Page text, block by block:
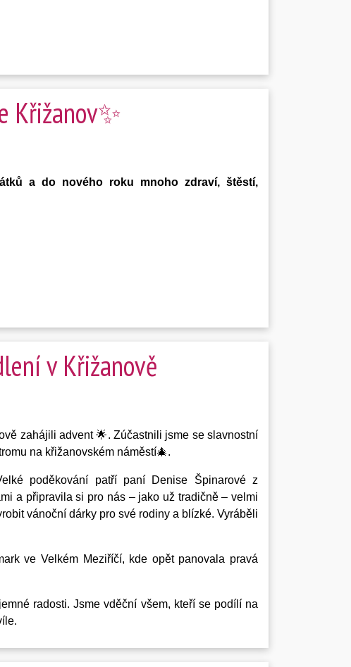
Křižanov✨
a do nového roku mnoho zdraví, štěstí,
v Křižanově
zahájili advent 🌟. Zúčastnili jsme se slavnostní
na křižanovském náměstí🎄.
poděkování patří paní Denise Špinarové z
a připravila si pro nás – jako už tradičně – velmi
vánoční dárky pro své rodiny a blízké. Vyráběli
ve Velkém Meziříčí, kde opět panovala pravá
radosti. Jsme vděční všem, kteří se podílí na